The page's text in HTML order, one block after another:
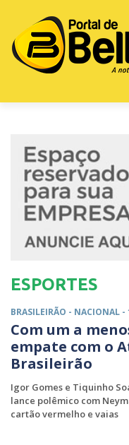
ESPORTES
BRASILEIRÃO - NACIONAL -
Com um a
empate com o
Brasileirão
Igor Gomes e Tiquinho
lance polêmico com
cartão vermelho e vaias